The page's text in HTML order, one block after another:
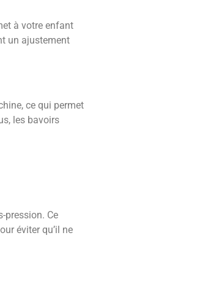
à votre enfant
un ajustement
ce qui permet
les bavoirs
pression. Ce
éviter qu’il ne